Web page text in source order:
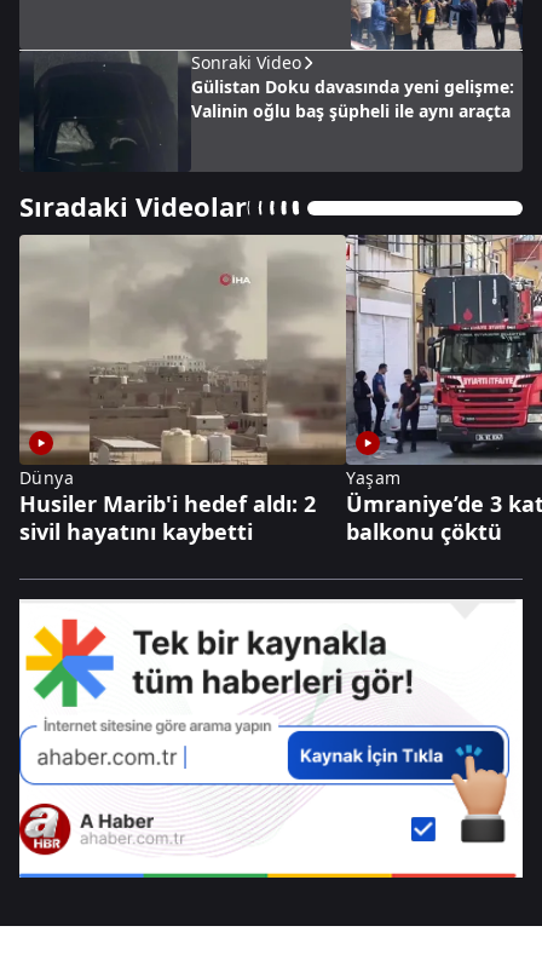
Sonraki Video
Gülistan Doku davasında yeni gelişme:
Valinin oğlu baş şüpheli ile aynı araçta
Sıradaki Videolar
Dünya
Husiler Marib'i hedef aldı: 2
sivil hayatını kaybetti
Yaşam
Ümraniye’de 3
balkonu çöktü